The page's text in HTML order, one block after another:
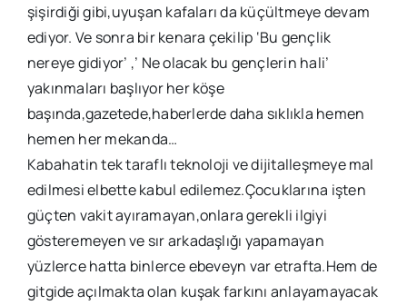
şişirdiği gibi,uyuşan kafaları da küçültmeye devam
ediyor. Ve sonra bir kenara çekilip ‘Bu gençlik
nereye gidiyor’ ,’ Ne olacak bu gençlerin hali’
yakınmaları başlıyor her köşe
başında,gazetede,haberlerde daha sıklıkla hemen
hemen her mekanda…
Kabahatin tek taraflı teknoloji ve dijitalleşmeye mal
edilmesi elbette kabul edilemez.Çocuklarına işten
güçten vakit ayıramayan,onlara gerekli ilgiyi
gösteremeyen ve sır arkadaşlığı yapamayan
yüzlerce hatta binlerce ebeveyn var etrafta.Hem de
gitgide açılmakta olan kuşak farkını anlayamayacak